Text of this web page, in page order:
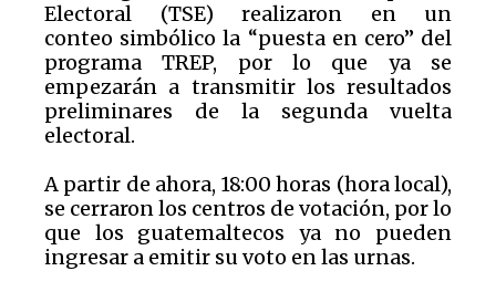
Electoral (TSE) realizaron en un
conteo simbólico la “puesta en cero” del
programa TREP, por lo que ya se
empezarán a transmitir los resultados
preliminares de la segunda vuelta
electoral.
A partir de ahora, 18:00 horas (hora local),
se cerraron los centros de votación, por lo
que los guatemaltecos ya no pueden
ingresar a emitir su voto en las urnas.